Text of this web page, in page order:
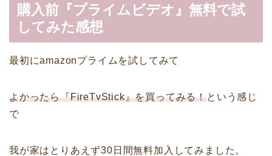
購入前『プライムビデオ』無料で試
してみた感想
最初にamazonプライムを試してみて
よかったら『FireTvStick』を買ってみる！という感じ
で
我が家はとりあえず30日間無料加入してみました。